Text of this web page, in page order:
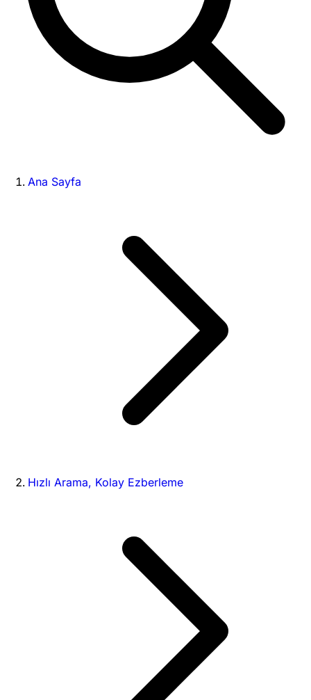
Ana Sayfa
Hızlı Arama, Kolay Ezberleme